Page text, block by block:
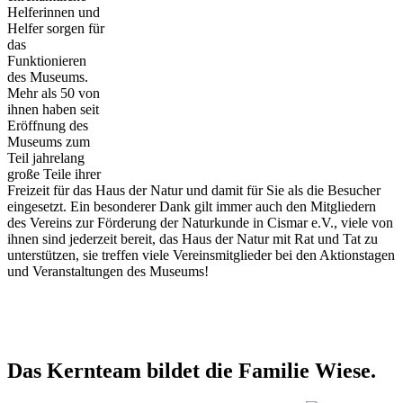
Helferinnen und
Helfer sorgen für
das
Funktionieren
des Museums.
Mehr als 50 von
ihnen haben seit
Eröffnung des
Museums zum
Teil jahrelang
große Teile ihrer
Freizeit für das Haus der Natur und damit für Sie als die Besucher
eingesetzt. Ein besonderer Dank gilt immer auch den Mitgliedern
des Vereins zur Förderung der Naturkunde in Cismar e.V., viele von
ihnen sind jederzeit bereit, das Haus der Natur mit Rat und Tat zu
unterstützen, sie treffen viele Vereinsmitglieder bei den Aktionstagen
und Veranstaltungen des Museums!
Das Kernteam bildet die Familie Wiese.